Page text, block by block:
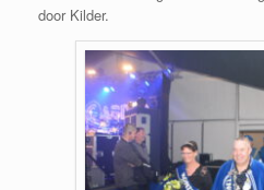
door Kilder.